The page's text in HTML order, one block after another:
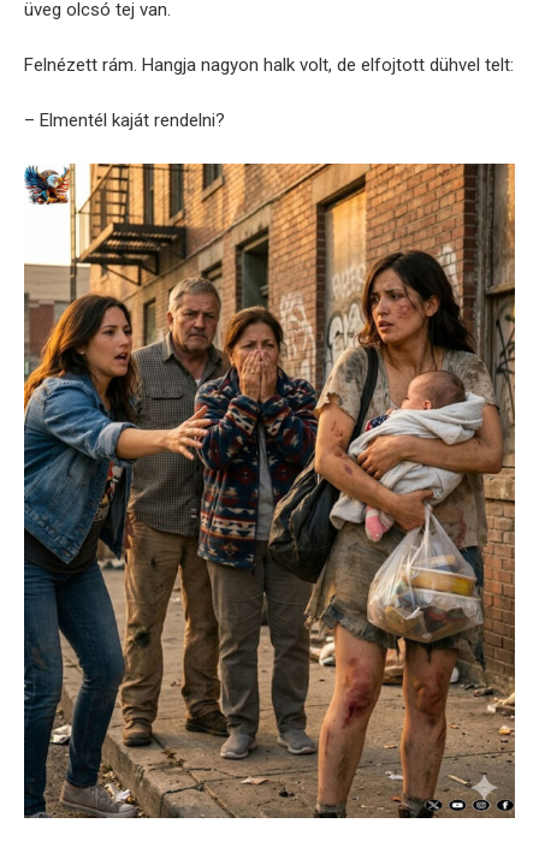
üveg olcsó tej van.
Felnézett rám. Hangja nagyon halk volt, de elfojtott dühvel telt:
– Elmentél kaját rendelni?